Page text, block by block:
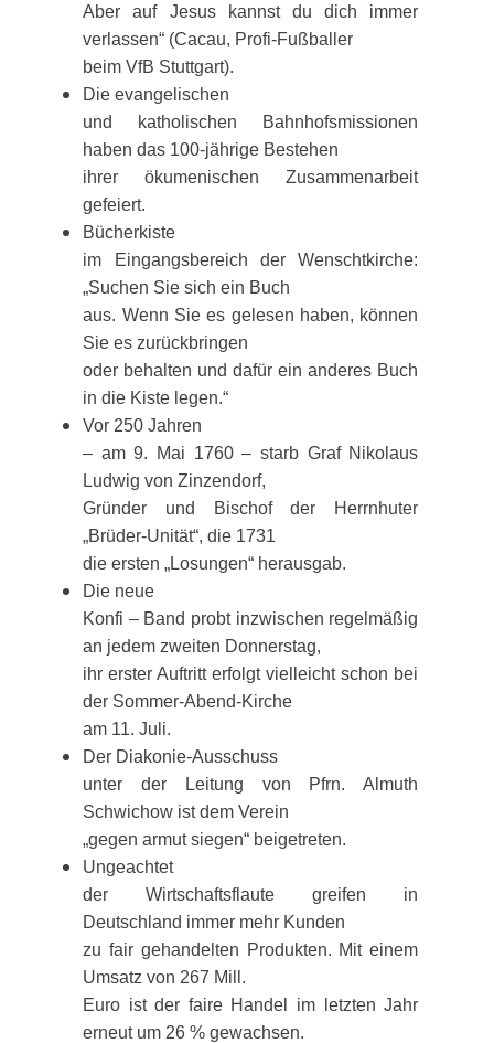
Aber auf Jesus kannst du dich immer
verlassen“ (Cacau, Profi-Fußballer
beim VfB Stuttgart).
Die evangelischen
und katholischen Bahnhofsmissionen
haben das 100-jährige Bestehen
ihrer ökumenischen Zusammenarbeit
gefeiert.
Bücherkiste
im Eingangsbereich der Wenschtkirche:
„Suchen Sie sich ein Buch
aus. Wenn Sie es gelesen haben, können
Sie es zurückbringen
oder behalten und dafür ein anderes Buch
in die Kiste legen.“
Vor 250 Jahren
– am 9. Mai 1760 – starb Graf Nikolaus
Ludwig von Zinzendorf,
Gründer und Bischof der Herrnhuter
„Brüder-Unität“, die 1731
die ersten „Losungen“ herausgab.
Die neue
Konfi – Band probt inzwischen regelmäßig
an jedem zweiten Donnerstag,
ihr erster Auftritt erfolgt vielleicht schon bei
der Sommer-Abend-Kirche
am 11. Juli.
Der Diakonie-Ausschuss
unter der Leitung von Pfrn. Almuth
Schwichow ist dem Verein
„gegen armut siegen“ beigetreten.
Ungeachtet
der Wirtschaftsflaute greifen in
Deutschland immer mehr Kunden
zu fair gehandelten Produkten. Mit einem
Umsatz von 267 Mill.
Euro ist der faire Handel im letzten Jahr
erneut um 26 % gewachsen.